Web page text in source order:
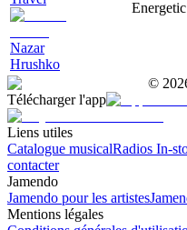
Nazar
Hrushko
Energetic
©
Télécharger l'app
Liens utiles
Catalogue musicalRadios In-
contacter
Jamendo
Jamendo pour les artistes
Mentions légales